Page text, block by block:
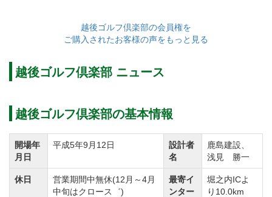
越後ゴルフ倶楽部の会員権を
ご購入されたお客様の声をもっと見る
越後ゴルフ倶楽部 ニュース
越後ゴルフ倶楽部の基本情報
開場年
月日
平成5年9月12日
設計者
名
鹿島建設、
浅見 勝一
休日
営業期間中無休(12月～4月
中旬はクロース゛)
最寄イ
ンター
堀之内ICよ
り10.0km